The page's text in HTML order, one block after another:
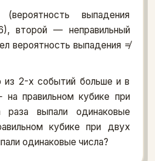
выпадения
второй — неправильный
вероятность выпадения ≠
из 2-х событий больше и в
правильном кубике при
выпали одинаковые
кубике при двух
одинаковые числа?